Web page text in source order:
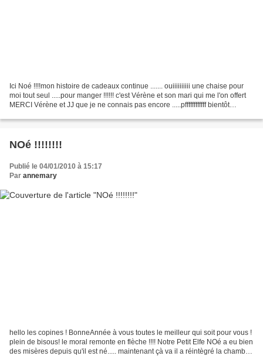
Ici Noé !!!!mon histoire de cadeaux continue ....... ouiiiiiiiiii une chaise pour
moi tout seul .....pour manger !!!!!! c'est Vérène et son mari qui me l'on offert
MERCI Vérène et JJ que je ne connais pas encore .....pffffffffffff bientôt
NOé !!!!!!!!
Publié le 04/01/2010 à 15:17
Par annemary
hello les copines ! BonneAnnée à vous toutes le meilleur qui soit pour vous !
plein de bisous! le moral remonte en flèche !!!! Notre Petit Elfe NOé a eu bien
des misères depuis qu'il est né..... maintenant çà va il a réintègré la chambre